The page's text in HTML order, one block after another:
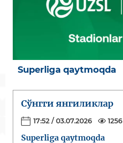
Superliga qaytmoqda
Сўнгги янгиликлар
17:52 / 03.07.2026 1256
Superliga qaytmoqda